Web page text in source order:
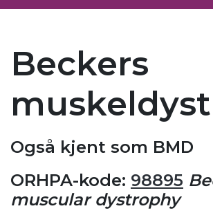
Beckers
Også kjent som BMD
ORHPA-kode: 98895
muscular dystrophy